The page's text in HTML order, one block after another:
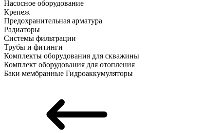
Насосное оборудование
Крепеж
Предохранительная арматура
Радиаторы
Системы фильтрации
Трубы и фитинги
Комплекты оборудования для скважины
Комплект оборудования для отопления
Баки мембранные Гидроаккумуляторы